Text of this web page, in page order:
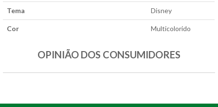
Tema Disney
Cor Multicolorido
OPINIÃO DOS CONSUMIDORES